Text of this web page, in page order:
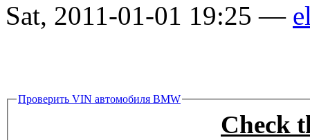
Sat, 2011-01-01 19:25 —
Проверить VIN автомобиля BMW
Check